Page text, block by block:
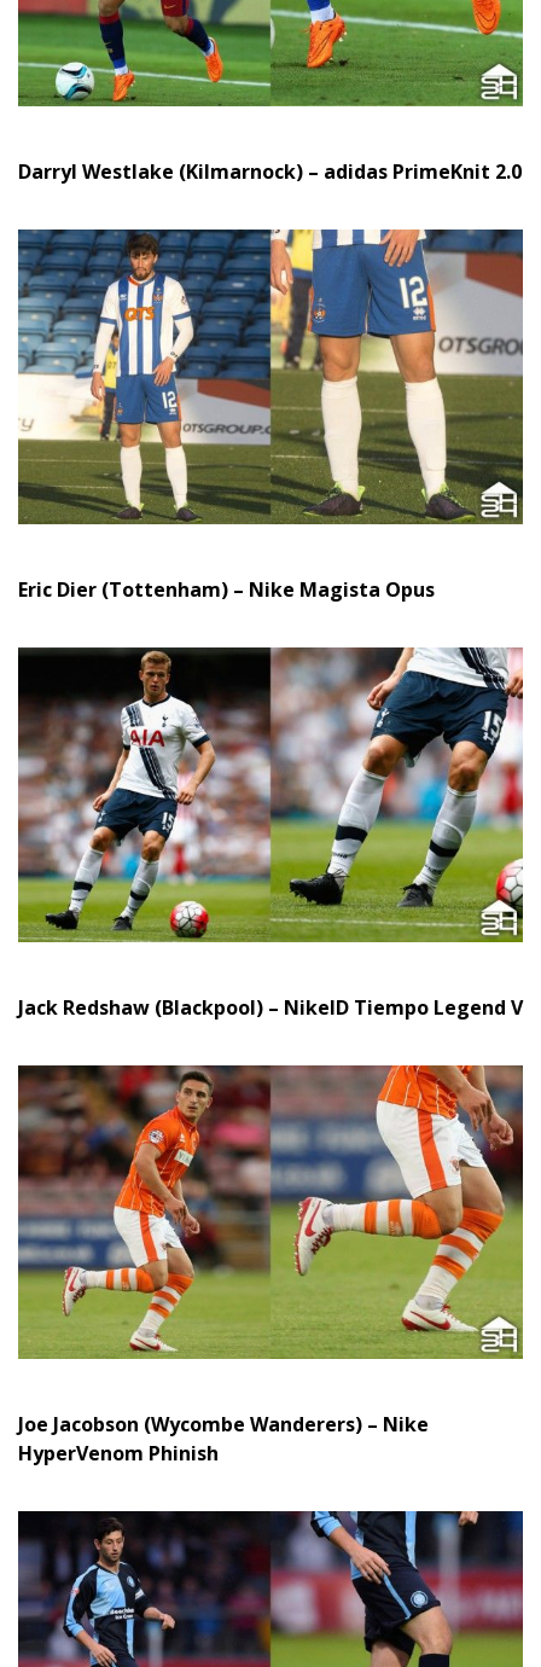
Darryl Westlake (Kilmarnock) – adidas PrimeKnit 2.0
Eric Dier (Tottenham) – Nike Magista Opus
Jack Redshaw (Blackpool) – NikeID Tiempo Legend V
Joe Jacobson (Wycombe Wanderers) – Nike
HyperVenom Phinish